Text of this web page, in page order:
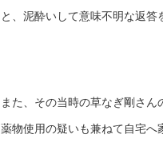
と、泥酔いして意味不明な返答
また、その当時の草なぎ剛さん
薬物使用の疑いも兼ねて自宅へ